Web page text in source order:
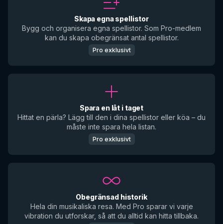
Skapa egna spellistor
Bygg och organisera egna spellistor. Som Pro-medlem
kan du skapa obegränsat antal spellistor.
Pro exklusivt
Spara en låt i taget
Hittat en pärla? Lägg till den i dina spellistor eller köa – du
måste inte spara hela listan.
Pro exklusivt
Obegränsad historik
Hela din musikaliska resa. Med Pro sparar vi varje
vibration du utforskar, så att du alltid kan hitta tillbaka.